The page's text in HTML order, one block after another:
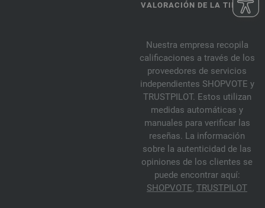
VALORACIÓN DE LA TIENDA
Nuestra empresa recopila
calificaciones a través de los
proveedores de servicios
independientes SHOPVOTE y
TRUSTPILOT. Estos utilizan
medidas automáticas y
manuales para verificar las
reseñas. La información
sobre la autenticidad de las
opiniones de los clientes se
puede encontrar aquí:
SHOPVOTE, TRUSTPILOT